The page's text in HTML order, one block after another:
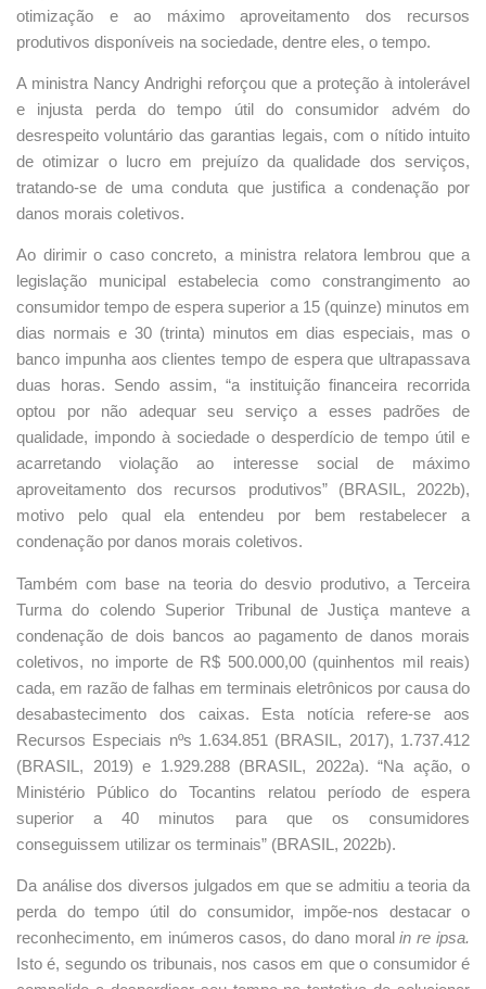
otimização e ao máximo aproveitamento dos recursos
produtivos disponíveis na sociedade, dentre eles, o tempo.
A ministra Nancy Andrighi reforçou que a proteção à intolerável
e injusta perda do tempo útil do consumidor advém do
desrespeito voluntário das garantias legais, com o nítido intuito
de otimizar o lucro em prejuízo da qualidade dos serviços,
tratando-se de uma conduta que justifica a condenação por
danos morais coletivos.
Ao dirimir o caso concreto, a ministra relatora lembrou que a
legislação municipal estabelecia como constrangimento ao
consumidor tempo de espera superior a 15 (quinze) minutos em
dias normais e 30 (trinta) minutos em dias especiais, mas o
banco impunha aos clientes tempo de espera que ultrapassava
duas horas. Sendo assim, “a instituição financeira recorrida
optou por não adequar seu serviço a esses padrões de
qualidade, impondo à sociedade o desperdício de tempo útil e
acarretando violação ao interesse social de máximo
aproveitamento dos recursos produtivos” (BRASIL, 2022b),
motivo pelo qual ela entendeu por bem restabelecer a
condenação por danos morais coletivos.
Também com base na teoria do desvio produtivo, a Terceira
Turma do colendo Superior Tribunal de Justiça manteve a
condenação de dois bancos ao pagamento de danos morais
coletivos, no importe de R$ 500.000,00 (quinhentos mil reais)
cada, em razão de falhas em terminais eletrônicos por causa do
desabastecimento dos caixas. Esta notícia refere-se aos
Recursos Especiais nºs 1.634.851 (BRASIL, 2017), 1.737.412
(BRASIL, 2019) e 1.929.288 (BRASIL, 2022a). “Na ação, o
Ministério Público do Tocantins relatou período de espera
superior a 40 minutos para que os consumidores
conseguissem utilizar os terminais” (BRASIL, 2022b).
Da análise dos diversos julgados em que se admitiu a teoria da
perda do tempo útil do consumidor, impõe-nos destacar o
reconhecimento, em inúmeros casos, do dano moralin re ipsa.
Isto é, segundo os tribunais, nos casos em que o consumidor é